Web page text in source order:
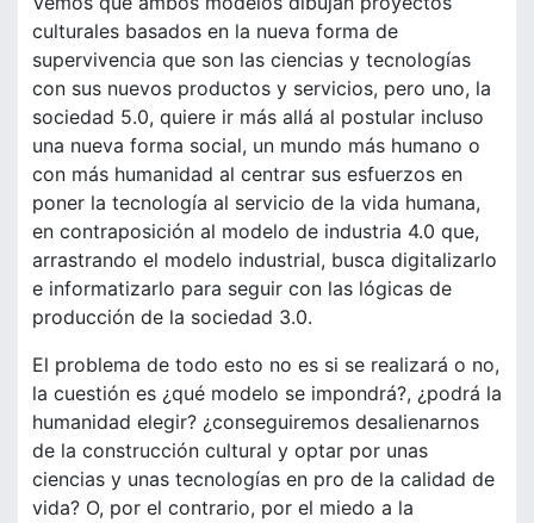
culturales basados en la nueva forma de
supervivencia que son las ciencias y tecnologías
con sus nuevos productos y servicios, pero uno, la
sociedad 5.0, quiere ir más allá al postular incluso
una nueva forma social, un mundo más humano o
con más humanidad al centrar sus esfuerzos en
poner la tecnología al servicio de la vida humana,
en contraposición al modelo de industria 4.0 que,
arrastrando el modelo industrial, busca digitalizarlo
e informatizarlo para seguir con las lógicas de
producción de la sociedad 3.0.
El problema de todo esto no es si se realizará o no,
la cuestión es ¿qué modelo se impondrá?, ¿podrá la
humanidad elegir? ¿conseguiremos desalienarnos
de la construcción cultural y optar por unas
ciencias y unas tecnologías en pro de la calidad de
vida? O, por el contrario, por el miedo a la